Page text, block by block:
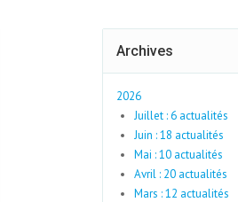
Archives
2026
Juillet : 6 actualités
Juin : 18 actualités
Mai : 10 actualités
Avril : 20 actualités
Mars : 12 actualités